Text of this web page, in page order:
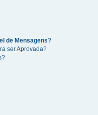
de Mensagens?
ser Aprovada?